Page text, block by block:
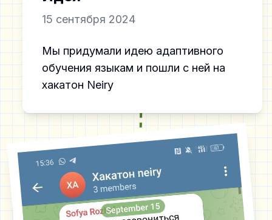
15 сентября 2024
Мы придумали идею адаптивного
обучения языкам и пошли с ней на
хакатон Neiry